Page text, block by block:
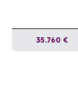
35.760 €